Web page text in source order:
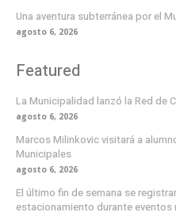
Una aventura subterránea por el
agosto 6, 2026
Featured
La Municipalidad lanzó la Red de
agosto 6, 2026
Marcos Milinkovic visitará a
Municipales
agosto 6, 2026
El último fin de semana se
estacionamiento durante eventos